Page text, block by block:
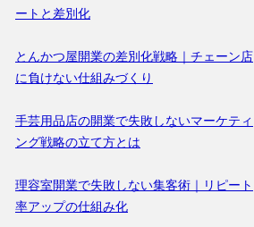
ートと差別化
とんかつ屋開業の差別化戦略｜チェーン店
に負けない仕組みづくり
手芸用品店の開業で失敗しないマーケティ
ング戦略の立て方とは
理容室開業で失敗しない集客術｜リピート
率アップの仕組み化